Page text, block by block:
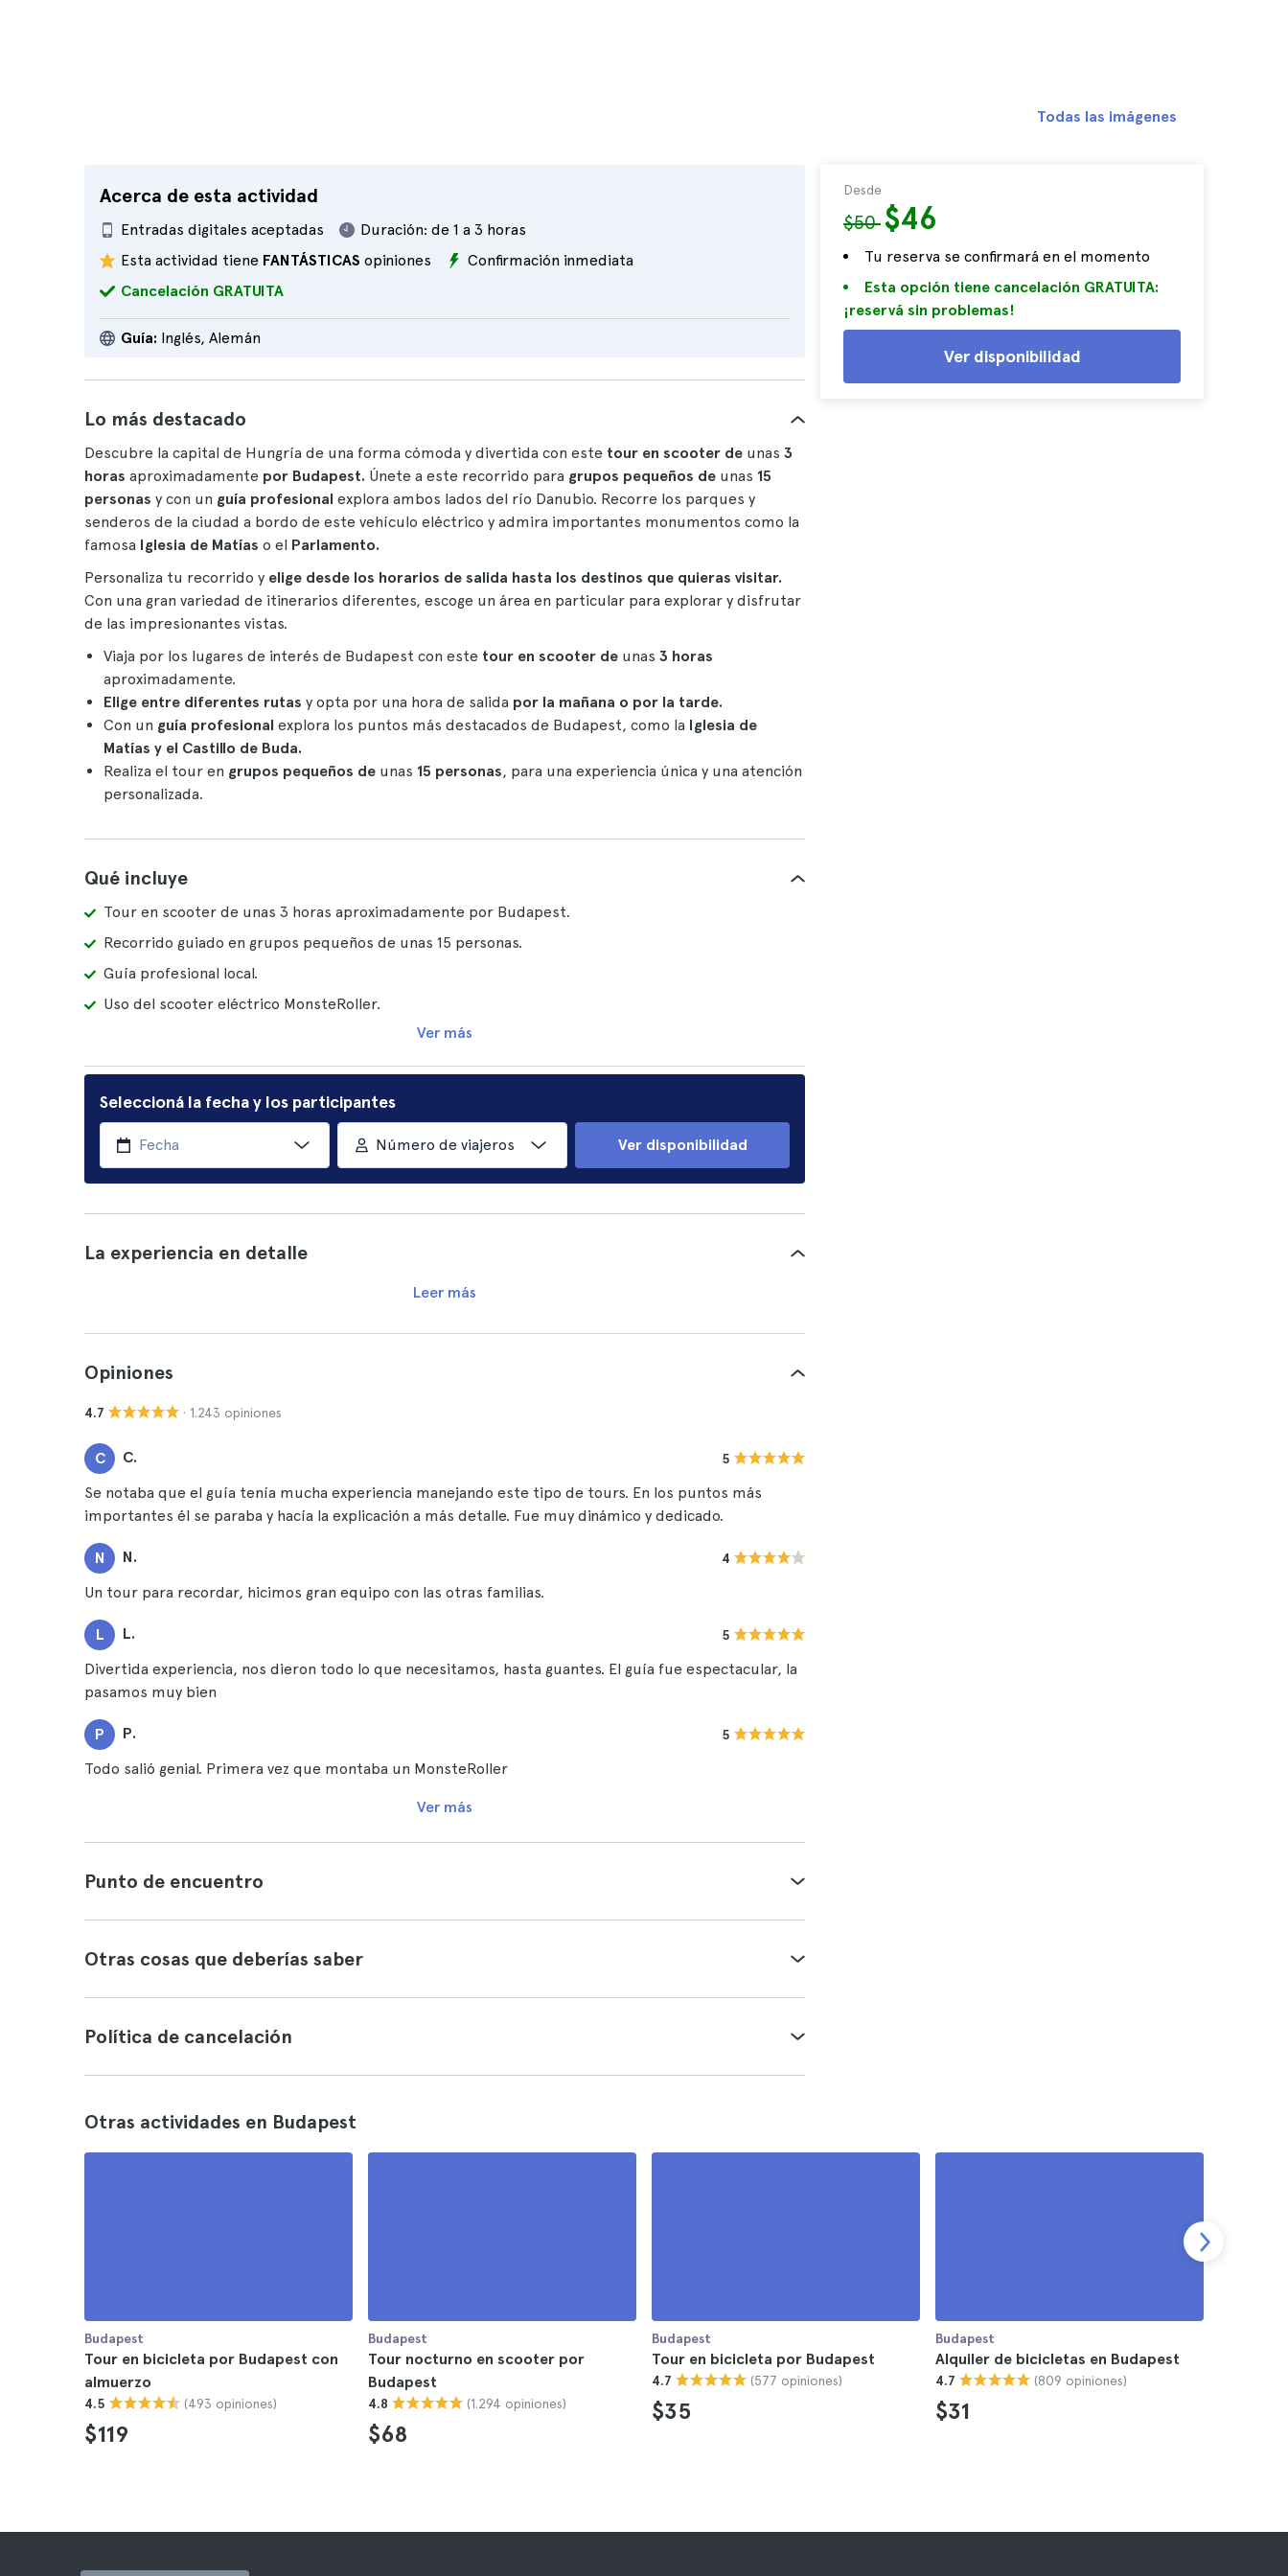
Acerca de esta actividad
Entradas digitales aceptadas Duración: de 1 a 3 horas
Esta actividad tiene FANTÁSTICAS opiniones
Confirmación inmediata
Cancelación GRATUITA
Guía: Inglés, Alemán
Desde
$50$46
Tu reserva se confirmará en el momento
Esta opción tiene cancelación GRATUITA:
¡reservá sin problemas!
Ver disponibilidad
Todas las imágenes
Lo más destacado
Descubre la capital de Hungría de una forma cómoda y divertida con este tour en scooter de unas 3
horas aproximadamente por Budapest. Únete a este recorrido para grupos pequeños de unas 15
personas y con un guía profesional explora ambos lados del río Danubio. Recorre los parques y
senderos de la ciudad a bordo de este vehículo eléctrico y admira importantes monumentos como la
famosa Iglesia de Matías o el Parlamento.
Personaliza tu recorrido y elige desde los horarios de salida hasta los destinos que quieras visitar.
Con una gran variedad de itinerarios diferentes, escoge un área en particular para explorar y disfrutar
de las impresionantes vistas.
Viaja por los lugares de interés de Budapest con este tour en scooter de unas 3 horas
aproximadamente.
Elige entre diferentes rutas y opta por una hora de salida por la mañana o por la tarde.
Con un guía profesional explora los puntos más destacados de Budapest, como la Iglesia de
Matías y el Castillo de Buda.
Realiza el tour en grupos pequeños de unas 15 personas, para una experiencia única y una atención
personalizada.
Qué incluye
Tour en scooter de unas 3 horas aproximadamente por Budapest.
Recorrido guiado en grupos pequeños de unas 15 personas.
Guía profesional local.
Uso del scooter eléctrico MonsteRoller.
Ver más
Seleccioná la fecha y los participantes
Número de viajeros Ver disponibilidad
La experiencia en detalle
Leer más
Opiniones
4.7 · 1.243 opiniones
C C. 5
Se notaba que el guía tenía mucha experiencia manejando este tipo de tours. En los puntos más
importantes él se paraba y hacía la explicación a más detalle. Fue muy dinámico y dedicado.
N N. 4
Un tour para recordar, hicimos gran equipo con las otras familias.
L L. 5
Divertida experiencia, nos dieron todo lo que necesitamos, hasta guantes. El guía fue espectacular, la
pasamos muy bien
P P. 5
Todo salió genial. Primera vez que montaba un MonsteRoller
Ver más
Punto de encuentro
Otras cosas que deberías saber
Política de cancelación
Otras actividades en Budapest
Budapest
Tour en bicicleta por Budapest con
almuerzo
4.5 (493 opiniones)
$119
Budapest
Tour nocturno en scooter por
Budapest
4.8 (1.294 opiniones)
$68
Budapest
Tour en bicicleta por Budapest
4.7 (577 opiniones)
$35
Budapest
Alquiler de bicicletas en Budapest
4.7 (809 opiniones)
$31